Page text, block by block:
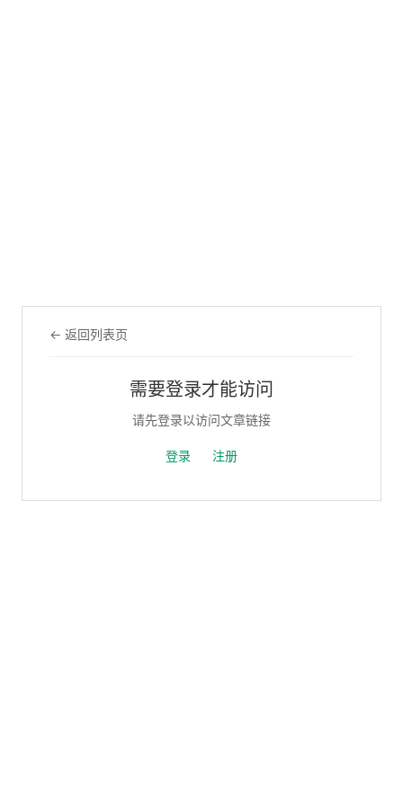
← 返回列表页
需要登录才能访问
请先登录以访问文章链接
登录 注册